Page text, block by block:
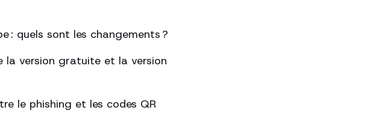
: quels sont les changements ?
la version gratuite et la version
le phishing et les codes QR